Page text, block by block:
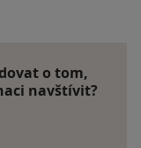
o tom,
navštívit?